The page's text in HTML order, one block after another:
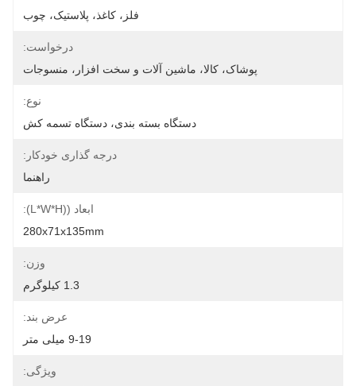
فلز، کاغذ، پلاستیک، چوب
درخواست:
پوشاک، کالا، ماشین آلات و سخت افزار، منسوجات
نوع:
دستگاه بسته بندی، دستگاه تسمه کش
درجه گذاری خودکار:
راهنما
ابعاد ((L*W*H):
280x71x135mm
وزن:
1.3 کیلوگرم
عرض بند:
9-19 میلی متر
ویژگی: